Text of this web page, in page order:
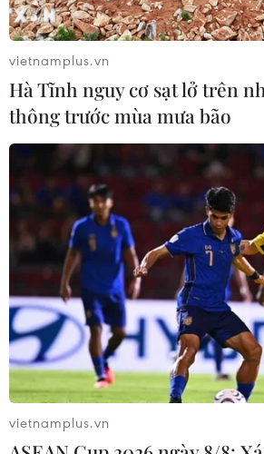
Bạn bè, đồng nghiệp và những
trọng tài năng của tác giả “Đôi mắt
chung tay thực hiện “Tuyển tập
tưởng nhớ ông.
73 tác phẩm được trao Giải
học nghệ thuật năm 2019
vietnamplus.vn
Hà Tĩnh nguy cơ sạt lở trên
thông trước mùa mưa bão
vietnamplus.vn